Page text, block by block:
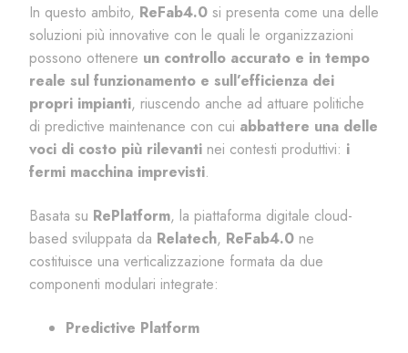
In questo ambito, ReFab4.0 si presenta come una delle
soluzioni più innovative con le quali le organizzazioni
possono ottenere un controllo accurato e in tempo
reale sul funzionamento e sull’efficienza dei
propri impianti, riuscendo anche ad attuare politiche
di predictive maintenance con cui abbattere una delle
voci di costo più rilevanti nei contesti produttivi: i
fermi macchina imprevisti.
Basata su RePlatform, la piattaforma digitale cloud-
based sviluppata da Relatech, ReFab4.0 ne
costituisce una verticalizzazione formata da due
componenti modulari integrate:
Predictive Platform